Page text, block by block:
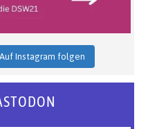
Auf Instagram folgen